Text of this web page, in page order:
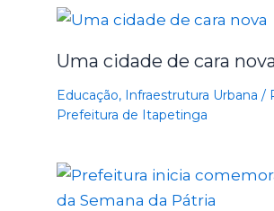
Uma cidade de cara
Educação, Infraestrutura Urbana /
Prefeitura de Itapetinga